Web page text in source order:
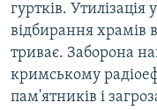
гуртків.
відбирання храмів
триває. Заборона
кримському
пам'ятників і